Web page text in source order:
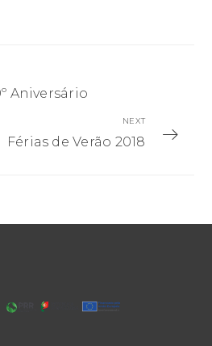
Aniversário
NEXT
Férias de Verão 2018